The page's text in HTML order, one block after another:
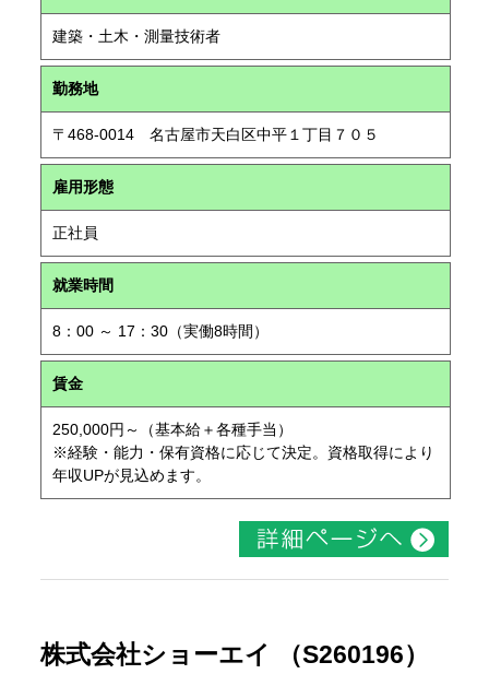
建築・土木・測量技術者
勤務地
〒468-0014 名古屋市天白区中平１丁目７０５
雇用形態
正社員
就業時間
8：00 ～ 17：30（実働8時間）
賃金
250,000円～（基本給＋各種手当）
※経験・能力・保有資格に応じて決定。資格取得により
年収UPが見込めます。
株式会社ショーエイ （S260196）